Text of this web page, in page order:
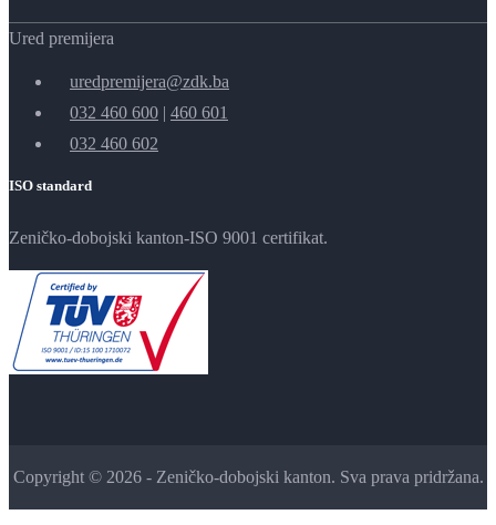
Ured premijera
uredpremijera@zdk.ba
032 460 600 | 460 601
032 460 602
ISO standard
Zeničko-dobojski kanton-ISO 9001 certifikat.
Copyright © 2026 - Zeničko-dobojski kanton. Sva prava pridržana.